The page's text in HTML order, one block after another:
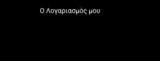
Ο Λογαριασμός μου